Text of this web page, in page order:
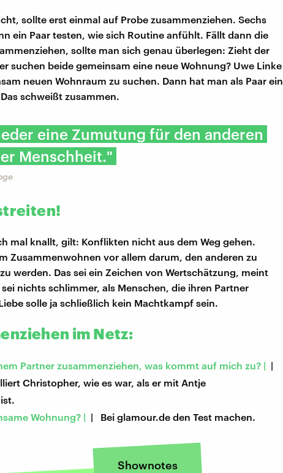
sollte erst einmal auf Probe zusammenziehen. Sechs
ein Paar testen, wie sich Routine anfühlt. Fällt dann die
sollte man sich genau überlegen: Zieht der
suchen beide gemeinsam eine neue Wohnung? Uwe Linke
neuen Wohnraum zu suchen. Dann hat man als Paar ein
schweißt zusammen.
eine Zumutung für den anderen
Menschheit."
mal knallt, gilt: Konflikten nicht aus dem Weg gehen.
Zusammenwohnen vor allem darum, den anderen zu
werden. Das sei ein Zeichen von Wertschätzung, meint
nichts schlimmer, als Menschen, die ihren Partner
solle ja schließlich kein Machtkampf sein.
im Netz:
Partner zusammenziehen, was kommt auf mich zu? | |
Christopher, wie es war, als er mit Antje
Wohnung? | | Bei glamour.de den Test machen.
Shownotes